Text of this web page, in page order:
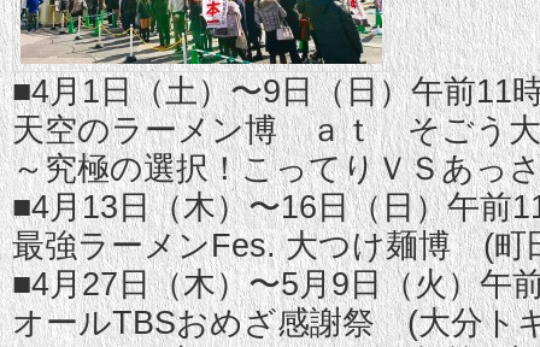
■4月1日（土）〜9日（日）午前11
天空のラーメン博 ａｔ そごう
～究極の選択！こってりＶＳあっ
■4月13日（木）〜16日（日）午前
最強ラーメンFes. 大つけ麺博 (町
■4月27日（木）〜5月9日（火）午
オールTBSおめざ感謝祭 (大分ト